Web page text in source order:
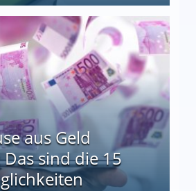
aus Geld
sind die 15